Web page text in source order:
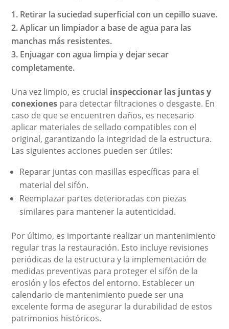
Retirar la suciedad superficial con un cepillo suave.
Aplicar un limpiador a base de agua para las
manchas más resistentes.
Enjuagar con agua limpia y dejar secar
completamente.
Una vez limpio, es crucial inspeccionar las juntas y
conexiones para detectar filtraciones o desgaste. En
caso de que se encuentren daños, es necesario
aplicar materiales de sellado compatibles con el
original, garantizando la integridad de la estructura.
Las siguientes acciones pueden ser útiles:
Reparar juntas con masillas específicas para el
material del sifón.
Reemplazar partes deterioradas con piezas
similares para mantener la autenticidad.
Por último, es importante realizar un mantenimiento
regular tras la restauración. Esto incluye revisiones
periódicas de la estructura y la implementación de
medidas preventivas para proteger el sifón de la
erosión y los efectos del entorno. Establecer un
calendario de mantenimiento puede ser una
excelente forma de asegurar la durabilidad de estos
patrimonios históricos.